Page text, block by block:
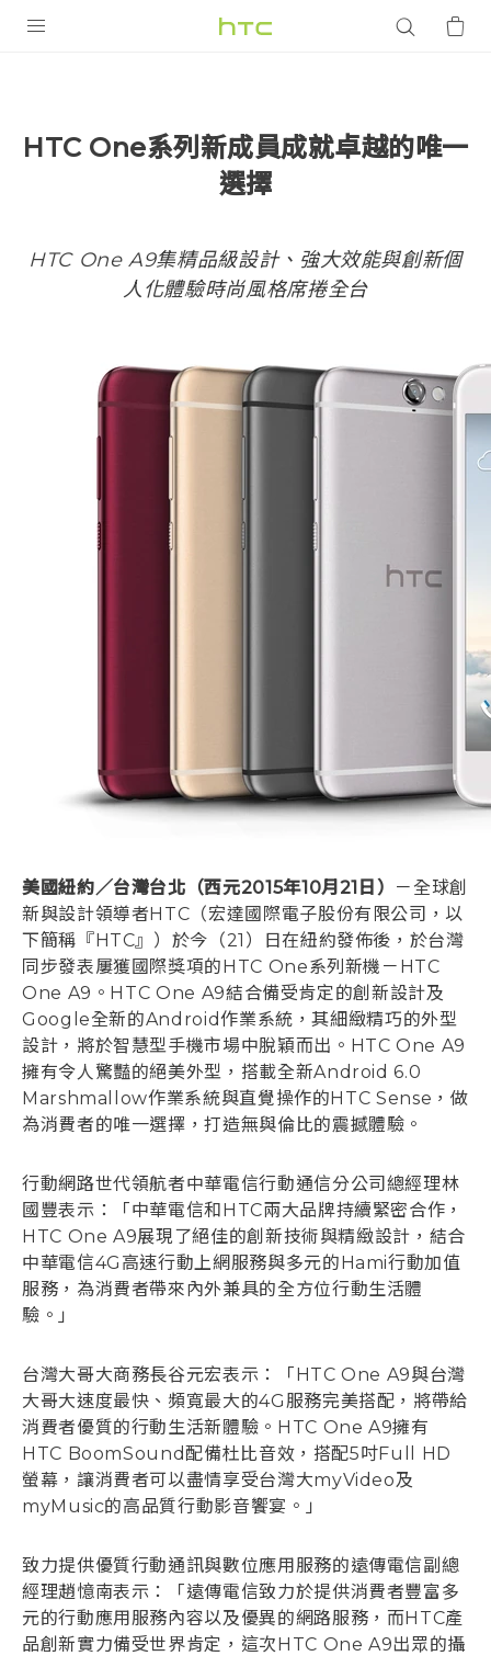
G REIGNS
焦點訊息
銷售通路
HTC One系列新成員成就卓越的唯一
選擇
HTC One A9集精品級設計、強大效能與創新個
人化體驗時尚風格席捲全台
美國紐約／台灣台北（西元2015年10月21日） －全球創
新與設計領導者HTC（宏達國際電子股份有限公司，以
下簡稱『HTC』）於今（21）日在紐約發佈後，於台灣
同步發表屢獲國際獎項的HTC One系列新機－HTC
One A9。HTC One A9結合備受肯定的創新設計及
Google全新的Android作業系統，其細緻精巧的外型
設計，將於智慧型手機市場中脫穎而出。HTC One A9
擁有令人驚豔的絕美外型，搭載全新Android 6.0
Marshmallow作業系統與直覺操作的HTC Sense，做
為消費者的唯一選擇，打造無與倫比的震撼體驗。
行動網路世代領航者中華電信行動通信分公司總經理林
國豐表示：「中華電信和HTC兩大品牌持續緊密合作，
HTC One A9展現了絕佳的創新技術與精緻設計，結合
中華電信4G高速行動上網服務與多元的Hami行動加值
服務，為消費者帶來內外兼具的全方位行動生活體
驗。」
台灣大哥大商務長谷元宏表示：「HTC One A9與台灣
大哥大速度最快、頻寬最大的4G服務完美搭配，將帶給
消費者優質的行動生活新體驗。HTC One A9擁有
HTC BoomSound配備杜比音效，搭配5吋Full HD
螢幕，讓消費者可以盡情享受台灣大myVideo及
myMusic的高品質行動影音饗宴。」
致力提供優質行動通訊與數位應用服務的遠傳電信副總
經理趙憶南表示：「遠傳電信致力於提供消費者豐富多
元的行動應用服務內容以及優異的網路服務，而HTC產
品創新實力備受世界肯定，這次HTC One A9出眾的攝